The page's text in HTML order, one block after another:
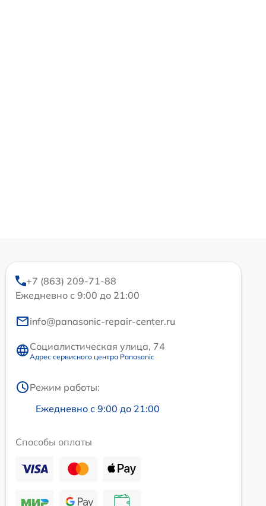
+7 (863) 209-71-88
Ежедневно с 9:00 до 21:00
info@panasonic-repair-center.ru
Социалистическая улица, 74
Адрес сервисного центра Panasonic
Режим работы:
Ежедневно с 9:00 до 21:00
Способы оплаты